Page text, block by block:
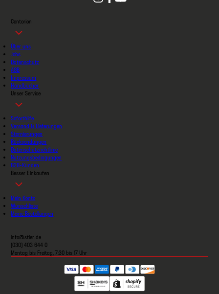
Contorion
Über uns
Jobs
Datenschutz
AGB
Impressum
Handbücher
Unser Service
Soforthilfe
Versand & Lieferungen
Stornierungen
Rücksendungen
Datenschutzrichtlinie
Nutzungsbedingungen
B2B-Kunden
Besser Einkaufen
Mein Konto
Wunschliste
Meine Bestellungen
info@stier.de
(030) 403 644 0
Montag bis Freitag, 7:30 bis 17 Uhr